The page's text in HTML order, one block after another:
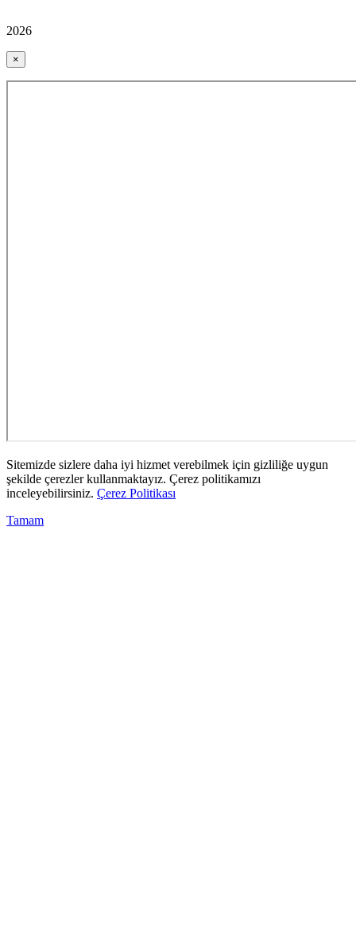
2026
×
Sitemizde sizlere daha iyi hizmet verebilmek için gizliliğe uygun
şekilde çerezler kullanmaktayız. Çerez politikamızı
inceleyebilirsiniz. Çerez Politikası
Tamam